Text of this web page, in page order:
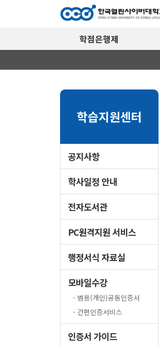
학점은행제
학습지원센터
공지사항
학사일정 안내
전자도서관
PC원격지원 서비스
행정서식 자료실
모바일수강
- 범용(개인)공동인증서
- 간편인증서비스
인증서 가이드